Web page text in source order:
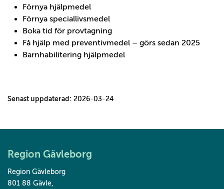
Förnya hjälpmedel
Förnya speciallivsmedel
Boka tid för provtagning
Få hjälp med preventivmedel – görs sedan 2025
Barnhabilitering hjälpmedel
Senast uppdaterad: 2026-03-24
Region Gävleborg
Region Gävleborg
801 88 Gävle,